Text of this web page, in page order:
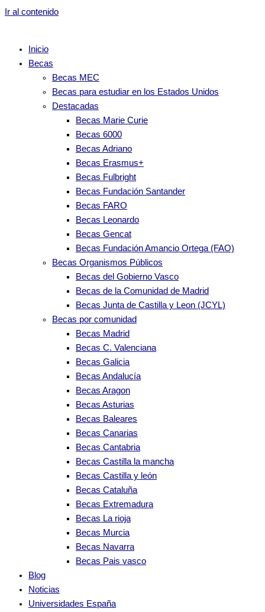
Ir al contenido
Inicio
Becas
Becas MEC
Becas para estudiar en los Estados Unidos
Destacadas
Becas Marie Curie
Becas 6000
Becas Adriano
Becas Erasmus+
Becas Fulbright
Becas Fundación Santander
Becas FARO
Becas Leonardo
Becas Gencat
Becas Fundación Amancio Ortega (FAO)
Becas Organismos Públicos
Becas del Gobierno Vasco
Becas de la Comunidad de Madrid
Becas Junta de Castilla y Leon (JCYL)
Becas por comunidad
Becas Madrid
Becas C. Valenciana
Becas Galicia
Becas Andalucía
Becas Aragon
Becas Asturias
Becas Baleares
Becas Canarias
Becas Cantabria
Becas Castilla la mancha
Becas Castilla y león
Becas Cataluña
Becas Extremadura
Becas La rioja
Becas Murcia
Becas Navarra
Becas Pais vasco
Blog
Noticias
Universidades España